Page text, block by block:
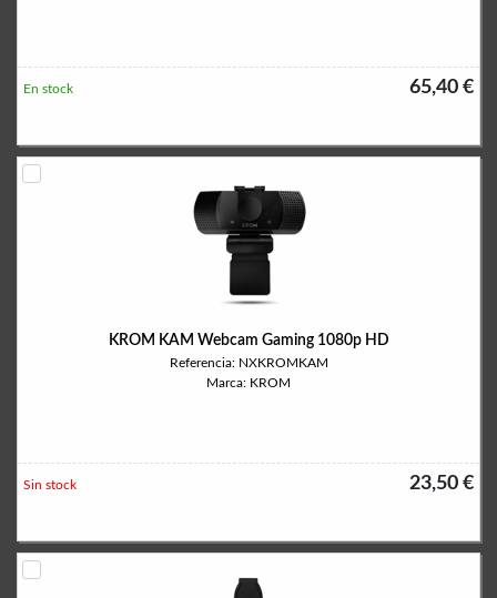
65,40 €
En stock
KROM KAM Webcam Gaming 1080p HD
Referencia: NXKROMKAM
Marca: KROM
23,50 €
Sin stock